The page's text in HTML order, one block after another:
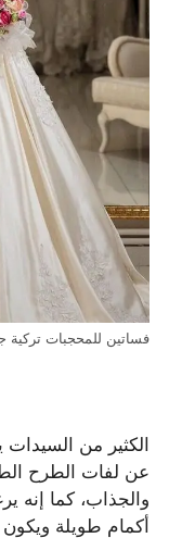
فساتين للمحجبات تركية
الكثير من السيدات
عن لفات الطرح
والجذاب، كما إنه
أكمام طويلة